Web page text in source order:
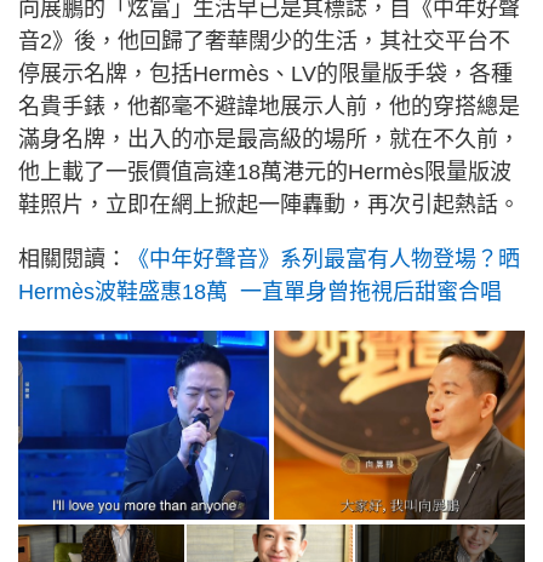
向展鵬的「炫富」生活早已是其標誌，自《中年好聲
音2》後，他回歸了奢華闊少的生活，其社交平台不
停展示名牌，包括Hermès、LV的限量版手袋，各種
名貴手錶，他都毫不避諱地展示人前，他的穿搭總是
滿身名牌，出入的亦是最高級的場所，就在不久前，
他上載了一張價值高達18萬港元的Hermès限量版波
鞋照片，立即在網上掀起一陣轟動，再次引起熱話。
相關閱讀：
《中年好聲音》系列最富有人物登場？晒
Hermès波鞋盛惠18萬 一直單身曾拖視后甜蜜合唱